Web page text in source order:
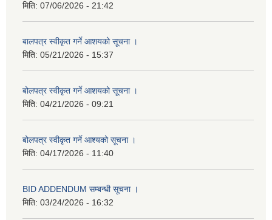
मिति: 07/06/2026 - 21:42
बालपत्र स्वीकृत गर्ने आशयको सूचना ।
मिति: 05/21/2026 - 15:37
बोलपत्र स्वीकृत गर्ने आशयको सूचना ।
मिति: 04/21/2026 - 09:21
बोलपत्र स्वीकृत गर्ने आश्यको सूचना ।
मिति: 04/17/2026 - 11:40
BID ADDENDUM सम्बन्धी सूचना ।
मिति: 03/24/2026 - 16:32